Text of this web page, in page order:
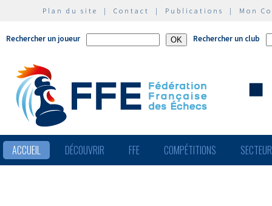
Plan du site | Contact | Publications | Mon
Rechercher un joueur Rechercher un club
ACCUEIL DÉCOUVRIR FFE COMPÉTITIONS